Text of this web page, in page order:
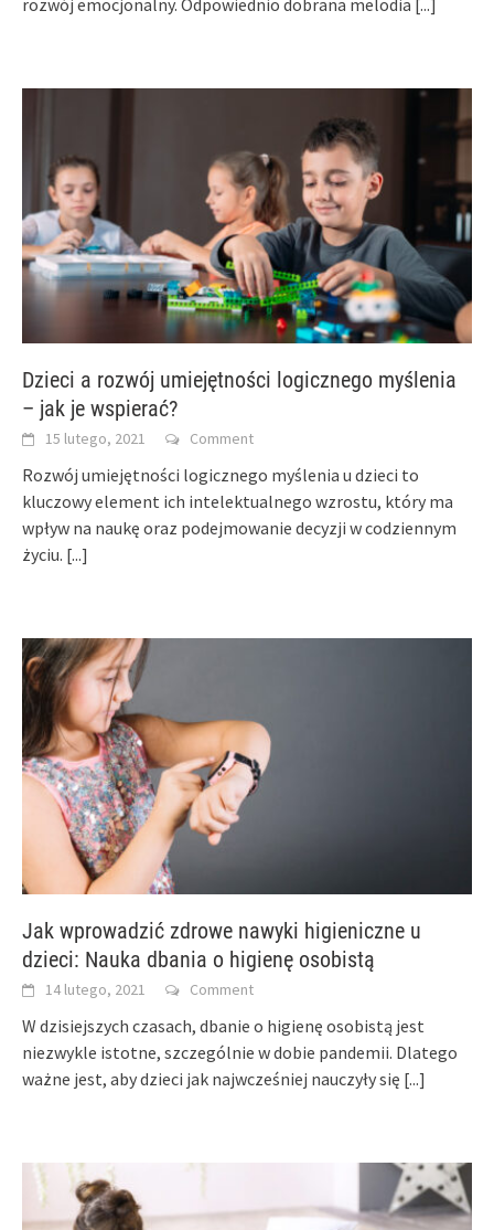
Dzieci a rozwój umiejętności logicznego myślenia
– jak je wspierać?
15 lutego, 2021 Comment
Rozwój umiejętności logicznego myślenia u dzieci to
kluczowy element ich intelektualnego wzrostu, który ma
wpływ na naukę oraz podejmowanie decyzji w codziennym
życiu. [...]
Jak wprowadzić zdrowe nawyki higieniczne u
dzieci: Nauka dbania o higienę osobistą
14 lutego, 2021 Comment
W dzisiejszych czasach, dbanie o higienę osobistą jest
niezwykle istotne, szczególnie w dobie pandemii. Dlatego
ważne jest, aby dzieci jak najwcześniej nauczyły się [...]